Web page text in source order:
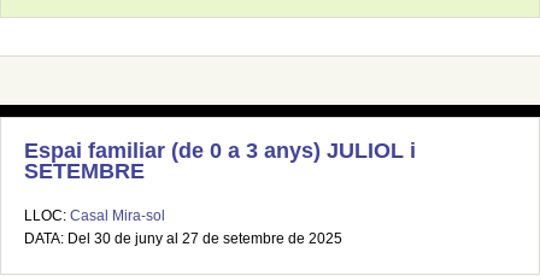
Espai familiar (de 0 a 3 anys) JULIOL i
SETEMBRE
LLOC: Casal Mira-sol
DATA: Del 30 de juny al 27 de setembre de 2025